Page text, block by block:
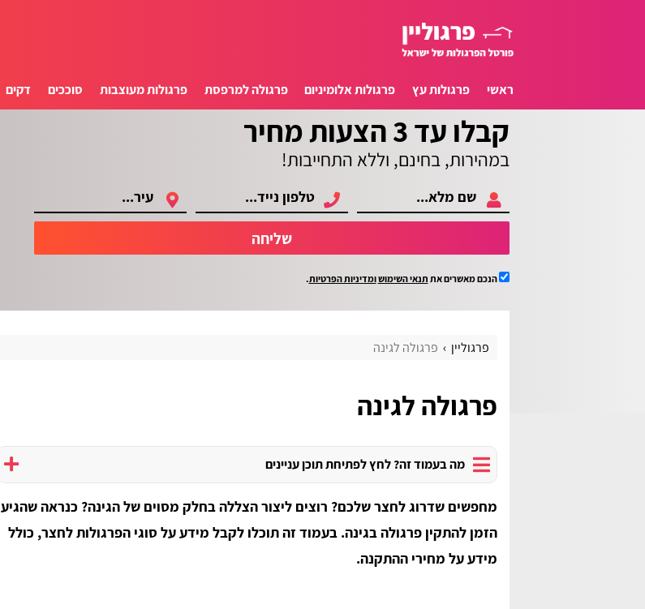
ראשי פרגולות עץ פרגולות אלומיניום פרגולה למרפסת פרגולות מעוצבות סוככים דקים
קבלו עד 3 הצעות מחיר
במהירות, בחינם, וללא התחייבות!
שליחה
הנכם מאשרים את תנאי השימושומדיניות הפרטיות.
פרגוליין פרגולה לגינה
פרגולה לגינה
מה בעמוד זה? לחץ לפתיחת תוכן עניינים
מחפשים שדרוג לחצר שלכם? רוצים ליצור הצללה בחלק מסוים של הגינה? כנראה שהגיע
הזמן להתקין פרגולה בגינה. בעמוד זה תוכלו לקבל מידע על סוגי הפרגולות לחצר, כולל
מידע על מחירי ההתקנה.